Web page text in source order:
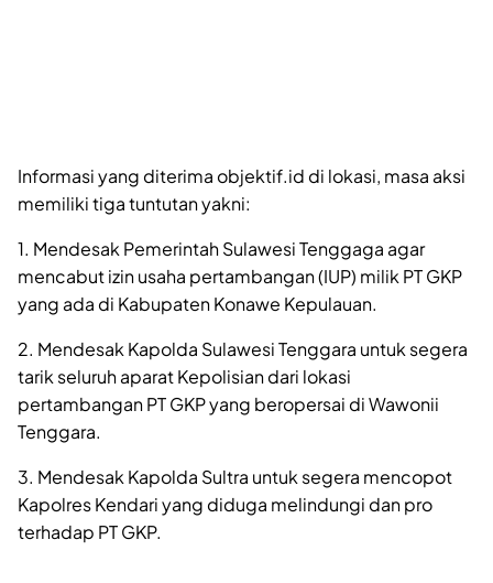
Informasi yang diterima objektif.id di lokasi, masa aksi
memiliki tiga tuntutan yakni:
1. Mendesak Pemerintah Sulawesi Tenggaga agar
mencabut izin usaha pertambangan (IUP) milik PT GKP
yang ada di Kabupaten Konawe Kepulauan.
2. Mendesak Kapolda Sulawesi Tenggara untuk segera
tarik seluruh aparat Kepolisian dari lokasi
pertambangan PT GKP yang beropersai di Wawonii
Tenggara.
3. Mendesak Kapolda Sultra untuk segera mencopot
Kapolres Kendari yang diduga melindungi dan pro
terhadap PT GKP.